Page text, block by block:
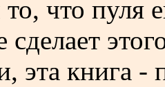
что пуля
сделает
эта книга